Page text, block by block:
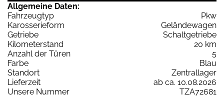
Allgemeine Daten:
Fahrzeugtyp
Pkw
Karosserieform
Geländewagen
Getriebe
Schaltgetriebe
Kilometerstand
20 km
Anzahl der Türen
5
Farbe
Blau
Standort
Zentrallager
Lieferzeit
ab ca. 10.08.2026
Unsere Nummer
TZA72681